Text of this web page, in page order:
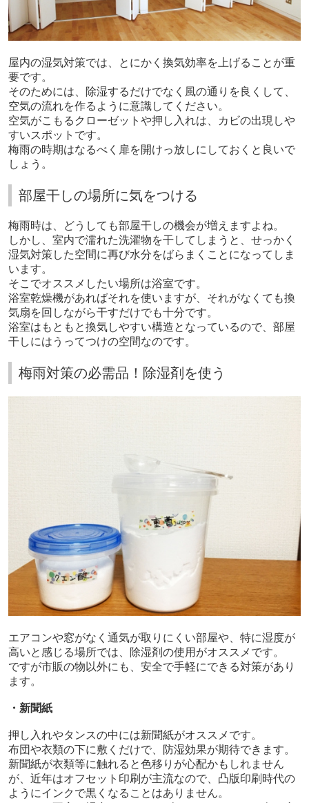
屋内の湿気対策では、とにかく換気効率を上げることが重
要です。
そのためには、除湿するだけでなく風の通りを良くして、
空気の流れを作るように意識してください。
空気がこもるクローゼットや押し入れは、カビの出現しや
すいスポットです。
梅雨の時期はなるべく扉を開けっ放しにしておくと良いで
しょう。
部屋干しの場所に気をつける
梅雨時は、どうしても部屋干しの機会が増えますよね。
しかし、室内で濡れた洗濯物を干してしまうと、せっかく
湿気対策した空間に再び水分をばらまくことになってしま
います。
そこでオススメしたい場所は浴室です。
浴室乾燥機があればそれを使いますが、それがなくても換
気扇を回しながら干すだけでも十分です。
浴室はもともと換気しやすい構造となっているので、部屋
干しにはうってつけの空間なのです。
梅雨対策の必需品！除湿剤を使う
エアコンや窓がなく通気が取りにくい部屋や、特に湿度が
高いと感じる場所では、除湿剤の使用がオススメです。
ですが市販の物以外にも、安全で手軽にできる対策があり
ます。
・新聞紙
押し入れやタンスの中には新聞紙がオススメです。
布団や衣類の下に敷くだけで、防湿効果が期待できます。
新聞紙が衣類等に触れると色移りが心配かもしれません
が、近年はオフセット印刷が主流なので、凸版印刷時代の
ようにインクで黒くなることはありません。